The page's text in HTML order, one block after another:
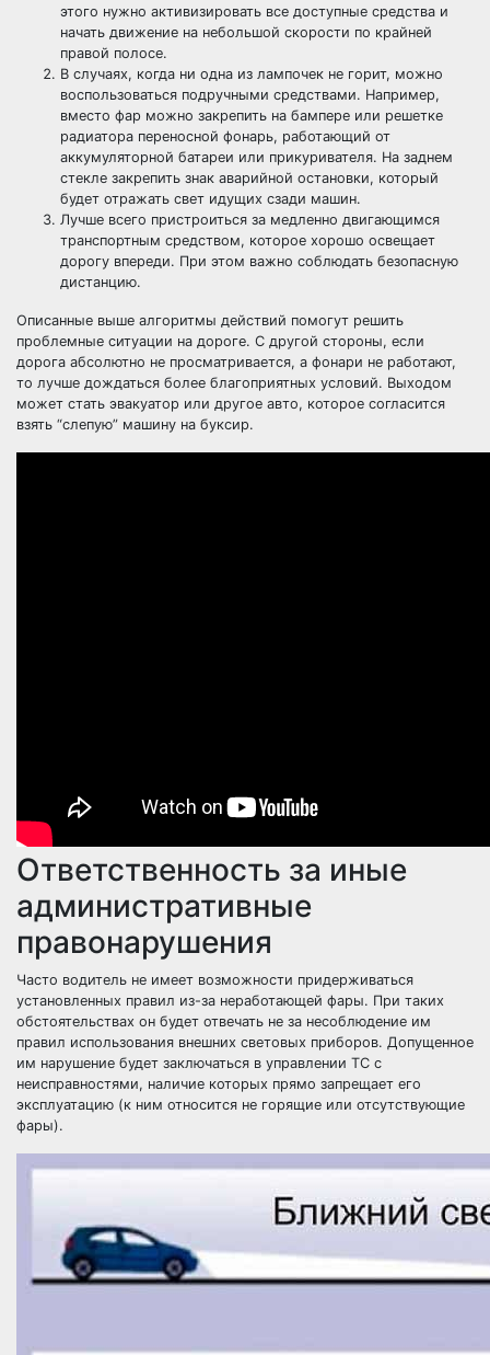
этого нужно активизировать все доступные средства и
начать движение на небольшой скорости по крайней
правой полосе.
В случаях, когда ни одна из лампочек не горит, можно
воспользоваться подручными средствами. Например,
вместо фар можно закрепить на бампере или решетке
радиатора переносной фонарь, работающий от
аккумуляторной батареи или прикуривателя. На заднем
стекле закрепить знак аварийной остановки, который
будет отражать свет идущих сзади машин.
Лучше всего пристроиться за медленно двигающимся
транспортным средством, которое хорошо освещает
дорогу впереди. При этом важно соблюдать безопасную
дистанцию.
Описанные выше алгоритмы действий помогут решить
проблемные ситуации на дороге. С другой стороны, если
дорога абсолютно не просматривается, а фонари не работают,
то лучше дождаться более благоприятных условий. Выходом
может стать эвакуатор или другое авто, которое согласится
взять “слепую” машину на буксир.
Ответственность за иные
административные
правонарушения
Часто водитель не имеет возможности придерживаться
установленных правил из-за неработающей фары. При таких
обстоятельствах он будет отвечать не за несоблюдение им
правил использования внешних световых приборов. Допущенное
им нарушение будет заключаться в управлении ТС с
неисправностями, наличие которых прямо запрещает его
эксплуатацию (к ним относится не горящие или отсутствующие
фары).